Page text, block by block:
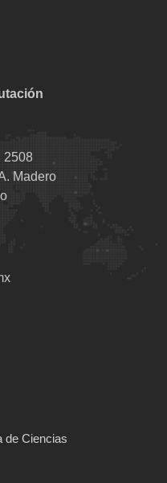
2508
Madero
de Ciencias